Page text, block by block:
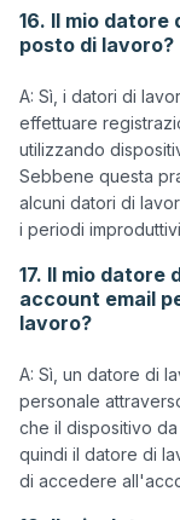
16. Il mio
posto di lavoro?
A: Sì, i datori di
effettuare
utilizzando
Sebbene questa
alcuni datori di
17. Il mio datore
account email
lavoro?
A: Sì, un datore di
personale
che il dispositivo
quindi il datore di